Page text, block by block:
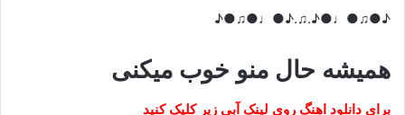
♪●♫●♩●♪.♫.♪●♩●♫●♪
همیشه حال منو خوب میکنی
برای دانلود اهنگ روی لینک آبی زیر کلیک کنید